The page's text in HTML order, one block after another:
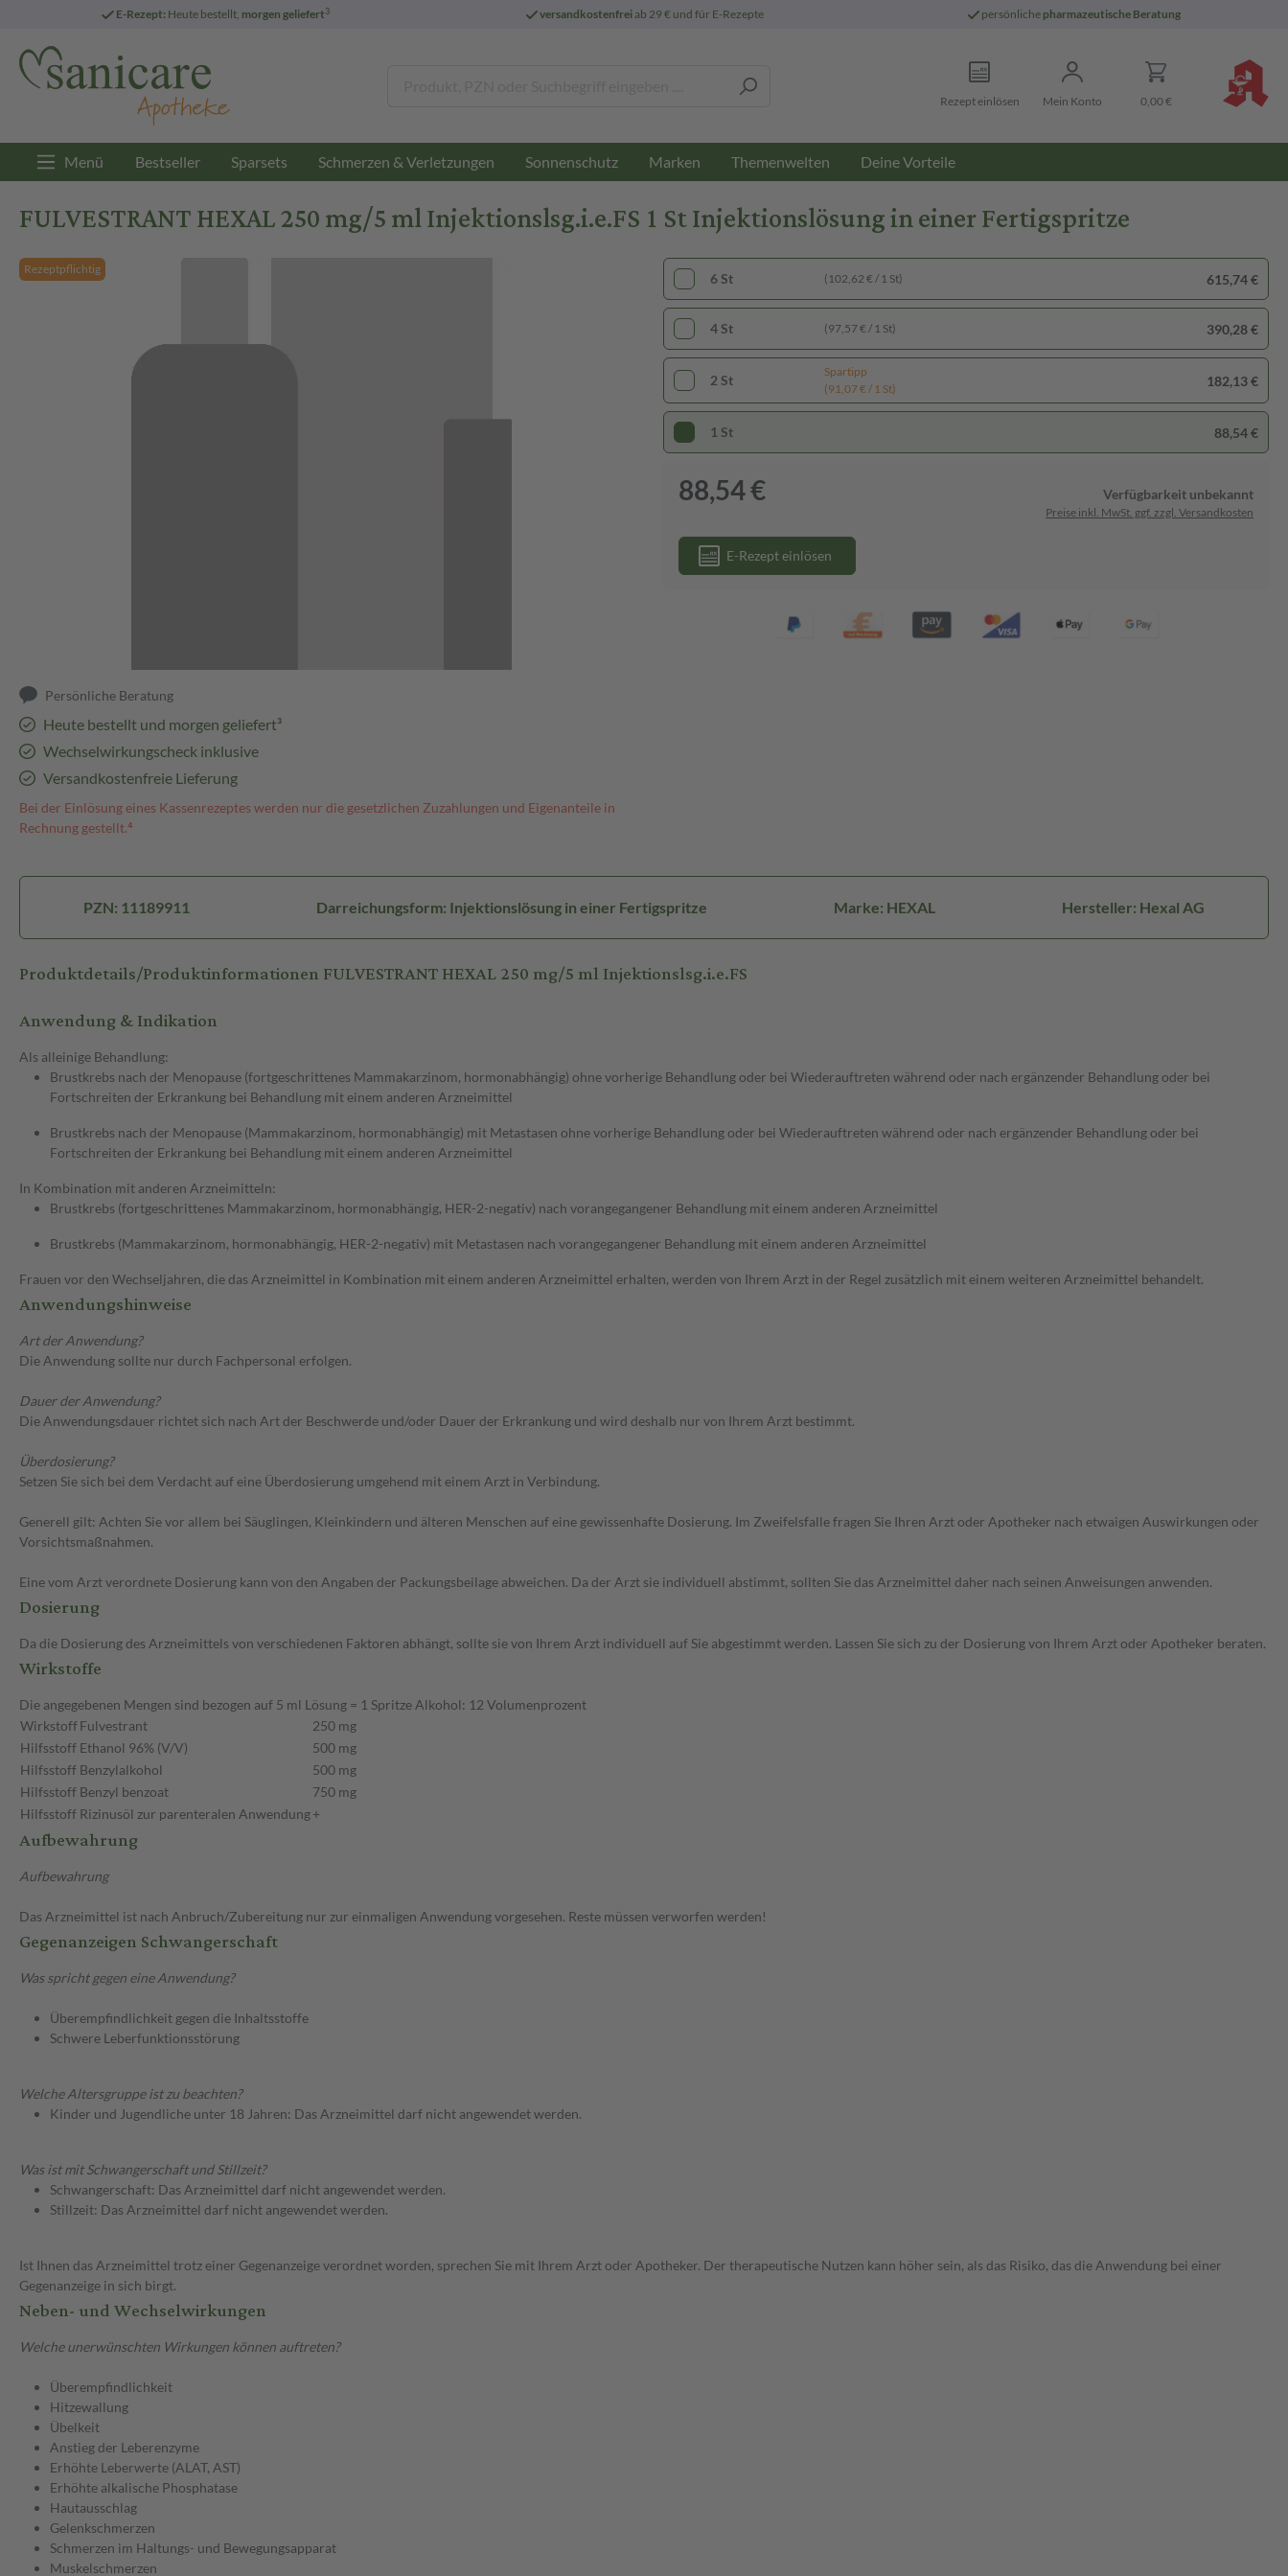
E-Rezept: Heute bestellt, morgen geliefert3 versandkostenfreiab 29 € und für E-Rezepte persönliche pharmazeutische Beratung
Rezept einlösen Mein Konto 0,00 €
Menü Bestseller Sparsets Schmerzen & Verletzungen Sonnenschutz Marken Themenwelten Deine Vorteile
FULVESTRANT HEXAL 250 mg/5 ml Injektionslsg.i.e.FS 1 St Injektionslösung in einer Fertigspritze
Rezeptpflichtig
Persönliche Beratung
Heute bestellt und morgen geliefert³
Wechselwirkungscheck inklusive
Versandkostenfreie Lieferung
Bei der Einlösung eines Kassenrezeptes werden nur die gesetzlichen Zuzahlungen und Eigenanteile in
Rechnung gestellt.⁴
6 St (102,62 € / 1 St) 615,74 €
4 St (97,57 € / 1 St) 390,28 €
2 St
Spartipp
(91,07 € / 1 St)
182,13 €
1 St 88,54 €
88,54 € Verfügbarkeit unbekannt
Preise inkl. MwSt. ggf. zzgl. Versandkosten
E-Rezept einlösen
PZN: 11189911 Darreichungsform: Injektionslösung in einer Fertigspritze Marke: HEXAL Hersteller: Hexal AG
Produktdetails/Produktinformationen FULVESTRANT HEXAL 250 mg/5 ml Injektionslsg.i.e.FS
Anwendung & Indikation
Als alleinige Behandlung:
Brustkrebs nach der Menopause (fortgeschrittenes Mammakarzinom, hormonabhängig) ohne vorherige Behandlung oder bei Wiederauftreten während oder nach ergänzender Behandlung oder bei
Fortschreiten der Erkrankung bei Behandlung mit einem anderen Arzneimittel
Brustkrebs nach der Menopause (Mammakarzinom, hormonabhängig) mit Metastasen ohne vorherige Behandlung oder bei Wiederauftreten während oder nach ergänzender Behandlung oder bei
Fortschreiten der Erkrankung bei Behandlung mit einem anderen Arzneimittel
In Kombination mit anderen Arzneimitteln:
Brustkrebs (fortgeschrittenes Mammakarzinom, hormonabhängig, HER-2-negativ) nach vorangegangener Behandlung mit einem anderen Arzneimittel
Brustkrebs (Mammakarzinom, hormonabhängig, HER-2-negativ) mit Metastasen nach vorangegangener Behandlung mit einem anderen Arzneimittel
Frauen vor den Wechseljahren, die das Arzneimittel in Kombination mit einem anderen Arzneimittel erhalten, werden von Ihrem Arzt in der Regel zusätzlich mit einem weiteren Arzneimittel behandelt.
Anwendungshinweise
Art der Anwendung?
Die Anwendung sollte nur durch Fachpersonal erfolgen.
Dauer der Anwendung?
Die Anwendungsdauer richtet sich nach Art der Beschwerde und/oder Dauer der Erkrankung und wird deshalb nur von Ihrem Arzt bestimmt.
Überdosierung?
Setzen Sie sich bei dem Verdacht auf eine Überdosierung umgehend mit einem Arzt in Verbindung.
Generell gilt: Achten Sie vor allem bei Säuglingen, Kleinkindern und älteren Menschen auf eine gewissenhafte Dosierung. Im Zweifelsfalle fragen Sie Ihren Arzt oder Apotheker nach etwaigen Auswirkungen oder
Vorsichtsmaßnahmen.
Eine vom Arzt verordnete Dosierung kann von den Angaben der Packungsbeilage abweichen. Da der Arzt sie individuell abstimmt, sollten Sie das Arzneimittel daher nach seinen Anweisungen anwenden.
Dosierung
Da die Dosierung des Arzneimittels von verschiedenen Faktoren abhängt, sollte sie von Ihrem Arzt individuell auf Sie abgestimmt werden. Lassen Sie sich zu der Dosierung von Ihrem Arzt oder Apotheker beraten.
Wirkstoffe
Die angegebenen Mengen sind bezogen auf 5 ml Lösung = 1 Spritze Alkohol: 12 Volumenprozent
WirkstoffFulvestrant
250 mg
Hilfsstoff Ethanol 96% (V/V)
500 mg
Hilfsstoff Benzylalkohol
500 mg
Hilfsstoff Benzyl benzoat
750 mg
Hilfsstoff Rizinusöl zur parenteralen Anwendung+
Aufbewahrung
Aufbewahrung
Das Arzneimittel ist nach Anbruch/Zubereitung nur zur einmaligen Anwendung vorgesehen. Reste müssen verworfen werden!
Gegenanzeigen Schwangerschaft
Was spricht gegen eine Anwendung?
Überempfindlichkeit gegen die Inhaltsstoffe
Schwere Leberfunktionsstörung
Welche Altersgruppe ist zu beachten?
Kinder und Jugendliche unter 18 Jahren: Das Arzneimittel darf nicht angewendet werden.
Was ist mit Schwangerschaft und Stillzeit?
Schwangerschaft: Das Arzneimittel darf nicht angewendet werden.
Stillzeit: Das Arzneimittel darf nicht angewendet werden.
Ist Ihnen das Arzneimittel trotz einer Gegenanzeige verordnet worden, sprechen Sie mit Ihrem Arzt oder Apotheker. Der therapeutische Nutzen kann höher sein, als das Risiko, das die Anwendung bei einer
Gegenanzeige in sich birgt.
Neben- und Wechselwirkungen
Welche unerwünschten Wirkungen können auftreten?
Überempfindlichkeit
Hitzewallung
Übelkeit
Anstieg der Leberenzyme
Erhöhte Leberwerte (ALAT, AST)
Erhöhte alkalische Phosphatase
Hautausschlag
Gelenkschmerzen
Schmerzen im Haltungs- und Bewegungsapparat
Muskelschmerzen